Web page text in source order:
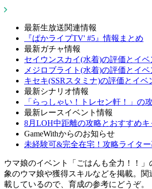
最新生放送関連情報
『ぱかライブTV' #5』情報まとめ
最新ガチャ情報
セイウンスカイ(水着)の評価とイベ
メジロブライト(水着)の評価とイベ
キセキ(SSRスタミナ)の評価とイベ
最新シナリオ情報
「らっしゃい！トレセン軒！」の
最新レースイベント情報
8月LOH中距離の攻略とおすすめキ
GameWithからのお知らせ
未経験可&完全在宅！攻略ライター
ウマ娘のイベント「ごはんも全力！！
象のウマ娘や獲得スキルなどを掲載。関
載しているので、育成の参考にどうぞ。